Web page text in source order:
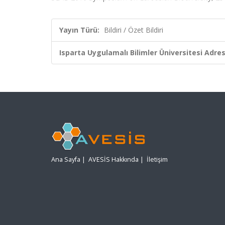
Yayın Türü: Bildiri / Özet Bildiri
Isparta Uygulamalı Bilimler Üniversitesi
Ana Sayfa | AVESİS Hakkında | İletişim